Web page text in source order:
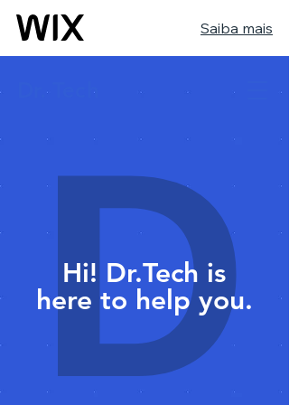
Saiba mais